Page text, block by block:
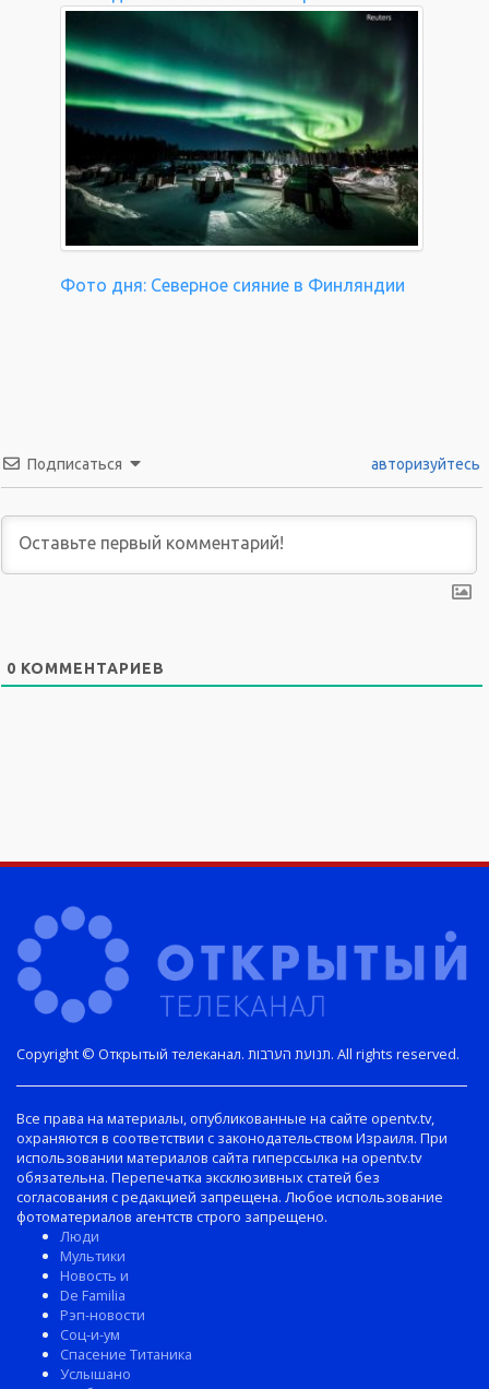
Фото дня: Северное сияние в Финляндии
Подписаться авторизуйтесь
0 КОММЕНТАРИЕВ
Copyright © Открытый телеканал. תנועת הערבות. All rights reserved.
Все права на материалы, опубликованные на сайте opentv.tv,
охраняются в соответствии с законодательством Израиля. При
использовании материалов сайта гиперссылка на opentv.tv
обязательна. Перепечатка эксклюзивных статей без
согласования с редакцией запрещена. Любое использование
фотоматериалов агентств строго запрещено.
Люди
Мультики
Новость и
De Familia
Рэп-новости
Соц-и-ум
Спасение Титаника
Услышано